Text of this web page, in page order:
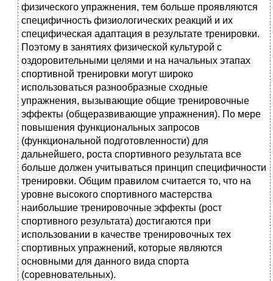
физического упражнения, тем больше проявляются
специфичность физиологических реакций и их
специфическая адаптация в результате тренировки.
Поэтому в занятиях физической культурой с
оздоровительными целями и на начальных этапах
спортивной тренировки могут широко
использоваться разнообразные сходные
упражнения, вызывающие общие тренировочные
эффекты (общеразвивающие упражнения). По мере
повышения функциональных запросов
(функциональной подготовленности) для
дальнейшего, роста спортивного результата все
больше должен учитываться принцип специфичности
тренировки. Общим правилом считается то, что на
уровне высокого спортивного мастерства
наибольшие тренировочные эффекты (рост
спортивного результата) достигаются при
использовании в качестве тренировочных тех
спортивных упражнений, которые являются
основными для данного вида спорта
(соревновательных).